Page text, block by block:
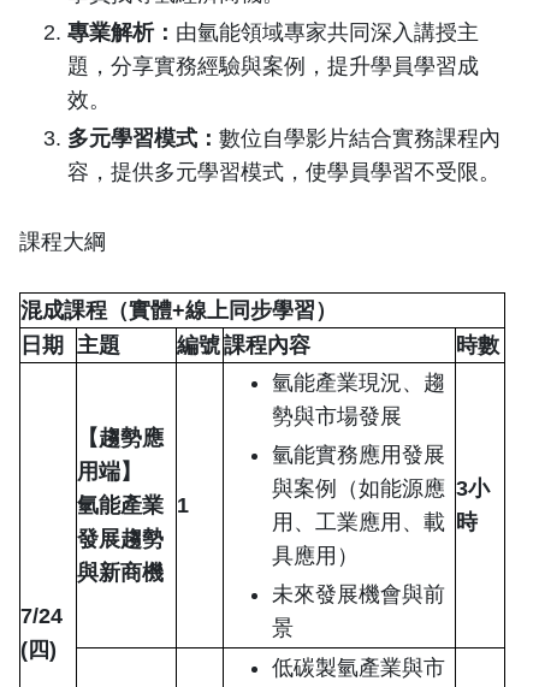
專業解析： 由氫能領域專家共同深入講授主
題，分享實務經驗與案例，提升學員學習成
效。
多元學習模式： 數位自學影片結合實務課程內
容，提供多元學習模式，使學員學習不受限。
課程大綱
混成課程（實體+線上同步學習）
日期
主題 編號課程內容 時數
7/24
( 四)
【趨勢應
用端】
氫能產業
發展趨勢
與新商機
1
氫能產業現況、趨
勢與市場發展
氫能實務應用發展
與案例（如能源應
用、工業應用、載
具應用）
未來發展機會與前
景
3小
時
低碳製氫產業與市